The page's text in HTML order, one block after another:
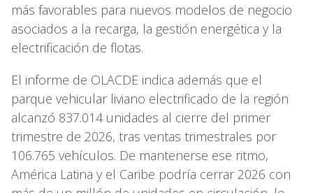
más favorables para nuevos modelos de negocio
asociados a la recarga, la gestión energética y la
electrificación de flotas.
El informe de OLACDE indica además que el
parque vehicular liviano electrificado de la región
alcanzó 837.014 unidades al cierre del primer
trimestre de 2026, tras ventas trimestrales por
106.765 vehículos. De mantenerse ese ritmo,
América Latina y el Caribe podría cerrar 2026 con